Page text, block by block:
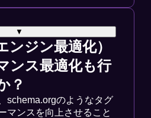
▼
ンジン最適化）
ンス最適化も行
？
schema.orgのようなタグ
マンスを向上させること